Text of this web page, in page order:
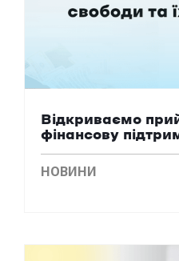
Відкриваємо
фінансову
НОВИНИ